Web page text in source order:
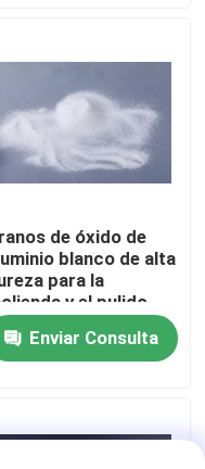
de óxido de
blanco de alta
para la
y el pulido
soplado abrasivo
la industria
Enviar Consulta